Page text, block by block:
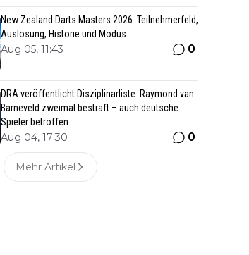
New Zealand Darts Masters 2026: Teilnehmerfeld,
Auslosung, Historie und Modus
Aug 05, 11:43 0
DRA veröffentlicht Disziplinarliste: Raymond van
Barneveld zweimal bestraft – auch deutsche
Spieler betroffen
Aug 04, 17:30 0
Mehr Artikel